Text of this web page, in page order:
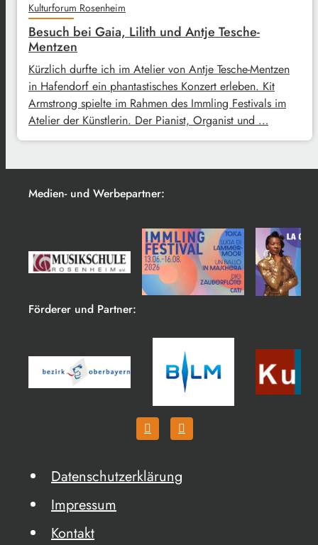
Kulturforum Rosenheim
Besuch bei Gaia, Lilith und Antje Tesche-
Mentzen
Kürzlich durfte ich im Atelier von Antje Tesche-Mentzen
in Hafendorf ein phantastisches Konzert erleben. Kit
Armstrong spielte im Rahmen des Immling Festivals im
Atelier der Künstlerin. Der Pianist, Organist und …
Medien- und Werbepartner:
Förderer und Partner:
Datenschutzerklärung
Impressum
Kontakt